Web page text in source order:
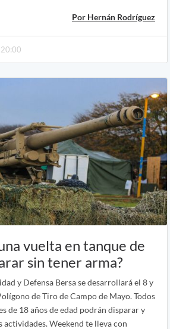
Por Hernán Rodríguez
vuelta en tanque de
sin tener arma?
y Defensa Bersa se desarrollará el 8 y
de Tiro de Campo de Mayo. Todos
de 18 años de edad podrán disparar y
Weekend te lleva con